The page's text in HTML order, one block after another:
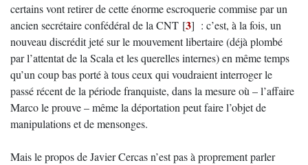
certains vont retirer de cette énorme escroquerie commise par un
ancien secrétaire confédéral de la CNT [3] : c’est, à la fois, un
nouveau discrédit jeté sur le mouvement libertaire (déjà plombé
par l’attentat de la Scala et les querelles internes) en même temps
qu’un coup bas porté à tous ceux qui voudraient interroger le
passé récent de la période franquiste, dans la mesure où – l’affaire
Marco le prouve – même la déportation peut faire l’objet de
manipulations et de mensonges.
Mais le propos de Javier Cercas n’est pas à proprement parler